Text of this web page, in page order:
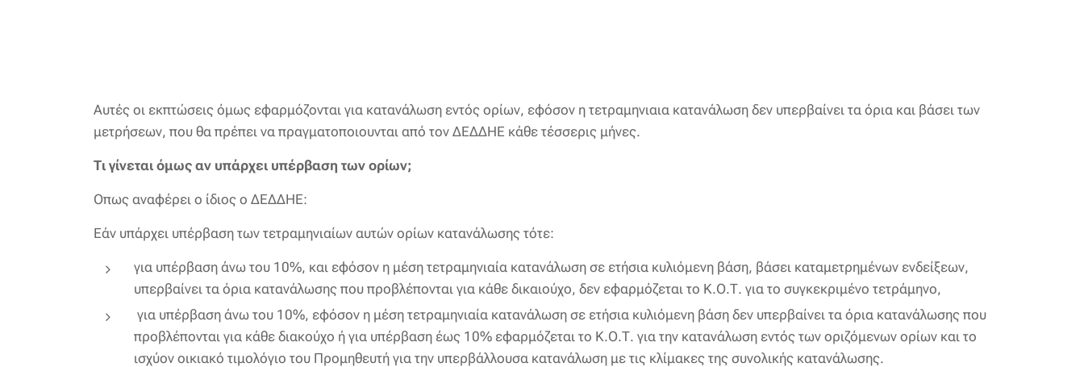
Αυτές οι εκπτώσεις όμως εφαρμόζονται για κατανάλωση εντός ορίων, εφόσον η τετραμηνιαια κατανάλωση δεν υπερβαίνει τα όρια και βάσει των
μετρήσεων, που θα πρέπει να πραγματοποιουνται από τον ΔΕΔΔΗΕ κάθε τέσσερις μήνες.
Τι γίνεται όμως αν υπάρχει υπέρβαση των ορίων;
Οπως αναφέρει ο ίδιος ο ΔΕΔΔΗΕ:
Εάν υπάρχει υπέρβαση των τετραμηνιαίων αυτών ορίων κατανάλωσης τότε:
για υπέρβαση άνω του 10%, και εφόσον η μέση τετραμηνιαία κατανάλωση σε ετήσια κυλιόμενη βάση, βάσει καταμετρημένων ενδείξεων,
υπερβαίνει τα όρια κατανάλωσης που προβλέπονται για κάθε δικαιούχο, δεν εφαρμόζεται το Κ.Ο.Τ. για το συγκεκριμένο τετράμηνο,
για υπέρβαση άνω του 10%, εφόσον η μέση τετραμηνιαία κατανάλωση σε ετήσια κυλιόμενη βάση δεν υπερβαίνει τα όρια κατανάλωσης που
προβλέπονται για κάθε διακούχο ή για υπέρβαση έως 10% εφαρμόζεται το Κ.Ο.Τ. για την κατανάλωση εντός των οριζόμενων ορίων και το
ισχύον οικιακό τιμολόγιο του Προμηθευτή για την υπερβάλλουσα κατανάλωση με τις κλίμακες της συνολικής κατανάλωσης.